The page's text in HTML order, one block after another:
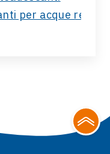
per acque reflue